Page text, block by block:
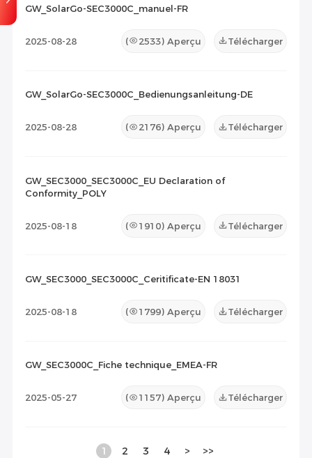
GW_SolarGo-SEC3000C_manuel-FR
2025-08-28 ( 2533) Aperçu Télécharger
GW_SolarGo-SEC3000C_Bedienungsanleitung-DE
2025-08-28 ( 2176) Aperçu Télécharger
GW_SEC3000_SEC3000C_EU Declaration of
Conformity_POLY
2025-08-18 ( 1910) Aperçu Télécharger
GW_SEC3000_SEC3000C_Ceritificate-EN 18031
2025-08-18 ( 1799) Aperçu Télécharger
GW_SEC3000C_Fiche technique_EMEA-FR
2025-05-27 ( 1157) Aperçu Télécharger
1 2 3 4 > >>